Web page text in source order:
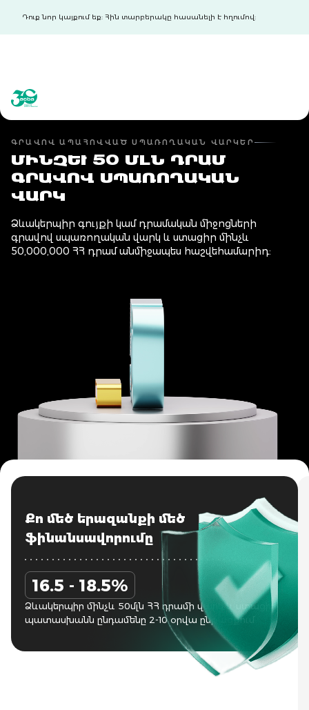
Դուք նոր կայքում եք: Հին տարբերակը հասանելի է հղումով:
ԳՐԱՎՈՎ ԱՊԱՀՈՎՎԱԾ ՍՊԱՌՈՂԱԿԱՆ ՎԱՐԿԵՐ
ՄԻՆՉԵՒ 50 ՄԼՆ ԴՐԱՄ
ԳՐԱՎՈՎ ՍՊԱՌՈՂԱԿԱՆ
ՎԱՐԿ
Ձևակերպիր գույքի կամ դրամական միջոցների
գրավով սպառողական վարկ և ստացիր մինչև
50,000,000 ՀՀ դրամ անմիջապես հաշվեհամարիդ:
Քո մեծ երազանքի մեծ
ֆինանսավորումը
16.5 - 18.5%
Ձևակերպիր մինչև 50մլն ՀՀ դրամի վարկ և ստացիր
պատասխանն ընդամենը 2-10 օրվա ընթացքում